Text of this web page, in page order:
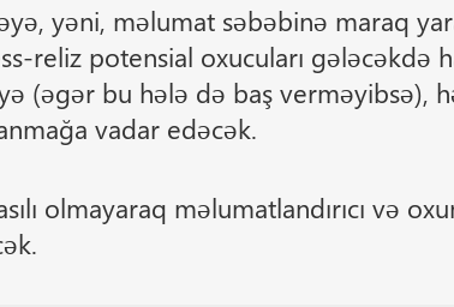
yəni, məlumat səbəbinə maraq
reliz potensial oxucuları gələcəkdə
(əgər bu hələ də baş verməyibsə),
vadar edəcək.
olmayaraq məlumatlandırıcı və